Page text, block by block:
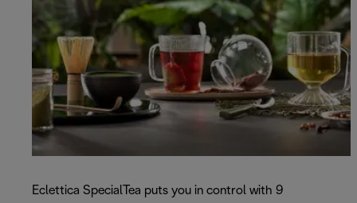
Eclettica SpecialTea puts you in control with 9